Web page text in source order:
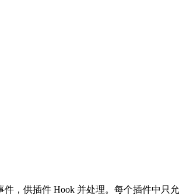
，供插件 Hook 并处理。每个插件中只